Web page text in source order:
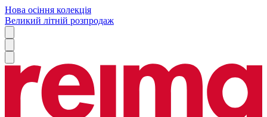
Нова осіння колекція
Великий літній розпродаж